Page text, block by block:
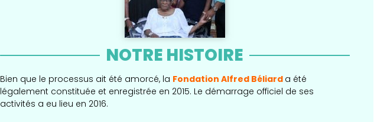
NOTRE HISTOIRE
Bien que le processus ait été amorcé, la Fondation Alfred Béliard a été
légalement constituée et enregistrée en 2015. Le démarrage officiel de ses
activités a eu lieu en 2016.